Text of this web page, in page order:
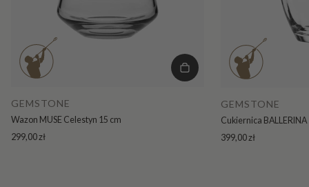
GEMSTONE
Wazon MUSE Celestyn 15 cm
299,00 zł
GEMSTONE
Cukiernica BALLERINA
399,00 zł